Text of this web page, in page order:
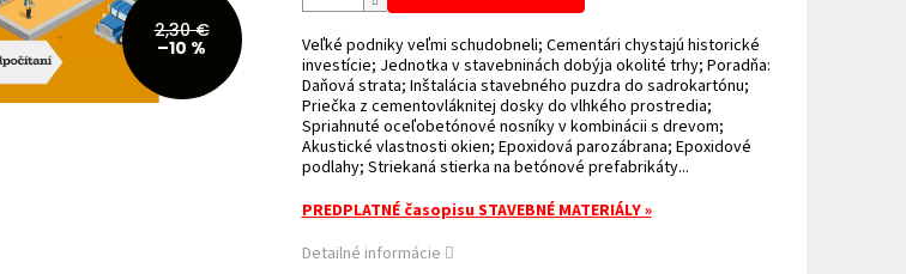
2,30 €
–10 %
Veľké podniky veľmi schudobneli; Cementári chystajú historické
investície; Jednotka v stavebninách dobýja okolité trhy; Poradňa:
Daňová strata; Inštalácia stavebného puzdra do sadrokartónu;
Priečka z cementovláknitej dosky do vlhkého prostredia;
Spriahnuté oceľobetónové nosníky v kombinácii s drevom;
Akustické vlastnosti okien; Epoxidová parozábrana; Epoxidové
podlahy; Striekaná stierka na betónové prefabrikáty...
PREDPLATNÉ časopisu STAVEBNÉ MATERIÁLY »
Detailné informácie